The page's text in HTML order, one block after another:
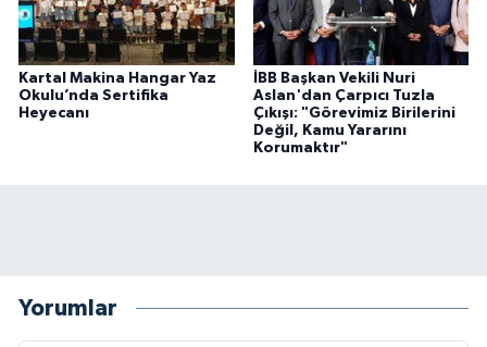
Kartal Makina Hangar Yaz
Okulu’nda Sertifika
Heyecanı
İBB Başkan Vekili Nuri
Aslan'dan Çarpıcı Tuzla
Çıkışı: "Görevimiz Birilerini
Değil, Kamu Yararını
Korumaktır"
Yorumlar